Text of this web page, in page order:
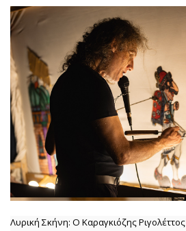
Λυρική Σκήνη: Ο Καραγκιόζης Ριγολέττος